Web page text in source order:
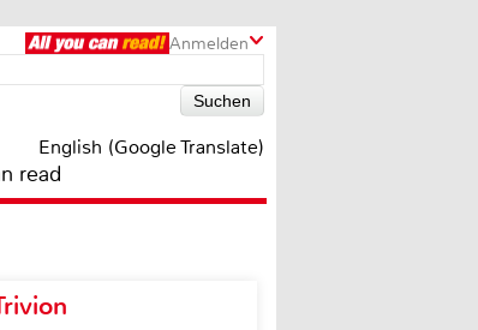
Anmelden
English (Google Translate)
read